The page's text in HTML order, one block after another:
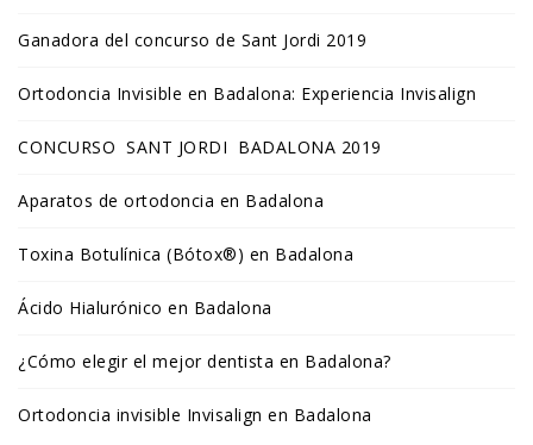
Ganadora del concurso de Sant Jordi 2019
Ortodoncia Invisible en Badalona: Experiencia Invisalign
CONCURSO SANT JORDI BADALONA 2019
Aparatos de ortodoncia en Badalona
Toxina Botulínica (Bótox®) en Badalona
Ácido Hialurónico en Badalona
¿Cómo elegir el mejor dentista en Badalona?
Ortodoncia invisible Invisalign en Badalona